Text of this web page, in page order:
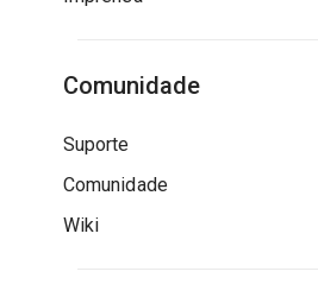
Comunidade
Suporte
Comunidade
Wiki